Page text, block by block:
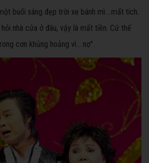
buổi sáng đẹp trời xe bánh mì….mất tích.
nhà cửa ở đâu, vậy là mất tiền. Cứ thế
cơn khủng hoảng vì… nợ".